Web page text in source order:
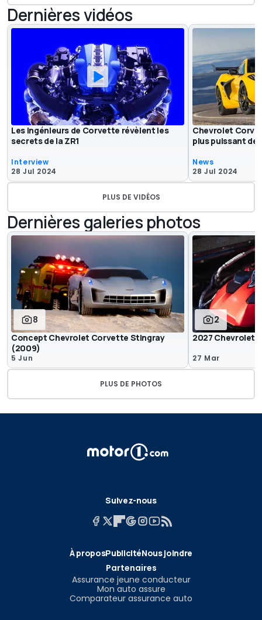
Dernières vidéos
Les ingénieurs de Corvette révèlent les
secrets de la ZR1
Interview
28 Jul 2024
Chevrolet
plus puissant de
News
28 Jul 2024
PLUS DE VIDÉOS
Dernières galeries photos
8
Concept Chevrolet Corvette Stingray
(2009)
5 Jun
2
2027 Chevrolet
27 Mar
PLUS DE PHOTOS
Suivez-nous
À proposPublicitéNous joindre
Partenaires
Assurance jeune conducteur
Mon auto assure
Comparateur assurance auto